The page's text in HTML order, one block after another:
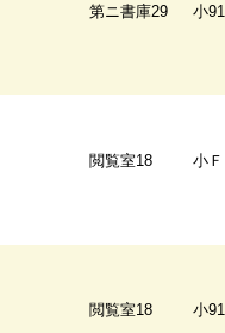
第ニ書庫29 小
閲覧室18 小Ｆ
閲覧室18 小